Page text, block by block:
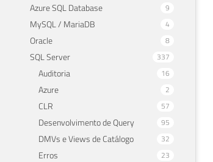
Azure SQL Database 9
MySQL / MariaDB 4
Oracle 8
SQL Server 337
Auditoria 16
Azure 2
CLR 57
Desenvolvimento de Query 95
DMVs e Views de Catálogo 32
Erros 23